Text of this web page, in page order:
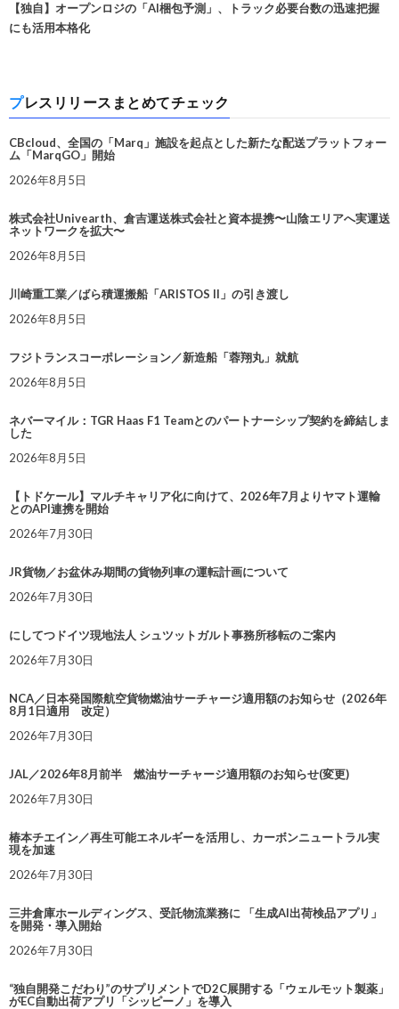
【独自】オープンロジの「AI梱包予測」、トラック必要台数の迅速把握
にも活用本格化
プレスリリースまとめてチェック
CBcloud、全国の「Marq」施設を起点とした新たな配送プラットフォー
ム「MarqGO」開始
2026年8月5日
株式会社Univearth、倉吉運送株式会社と資本提携〜山陰エリアへ実運送
ネットワークを拡大〜
2026年8月5日
川崎重工業／ばら積運搬船「ARISTOS II」の引き渡し
2026年8月5日
フジトランスコーポレーション／新造船「蓉翔丸」就航
2026年8月5日
ネバーマイル：TGR Haas F1 Teamとのパートナーシップ契約を締結しま
した
2026年8月5日
【トドケール】マルチキャリア化に向けて、2026年7月よりヤマト運輸
とのAPI連携を開始
2026年7月30日
JR貨物／お盆休み期間の貨物列車の運転計画について
2026年7月30日
にしてつドイツ現地法人 シュツットガルト事務所移転のご案内
2026年7月30日
NCA／日本発国際航空貨物燃油サーチャージ適用額のお知らせ（2026年
8月1日適用 改定）
2026年7月30日
JAL／2026年8月前半 燃油サーチャージ適用額のお知らせ(変更)
2026年7月30日
椿本チエイン／再生可能エネルギーを活用し、カーボンニュートラル実
現を加速
2026年7月30日
三井倉庫ホールディングス、受託物流業務に 「生成AI出荷検品アプリ」
を開発・導入開始
2026年7月30日
“独自開発こだわり”のサプリメントでD2C展開する「ウェルモット製薬」
がEC自動出荷アプリ「シッピーノ」を導入